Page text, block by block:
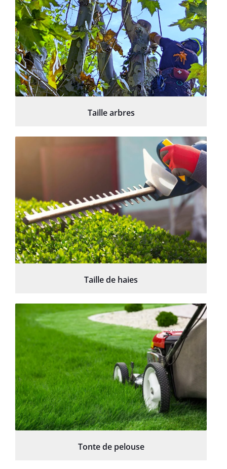
Taille arbres
Taille de haies
Tonte de pelouse